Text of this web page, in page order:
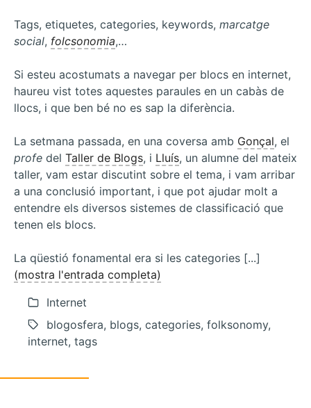
Tags, etiquetes, categories, keywords, marcatge
social, folcsonomia,…
Si esteu acostumats a navegar per blocs en internet,
haureu vist totes aquestes paraules en un cabàs de
llocs, i que ben bé no es sap la diferència.
La setmana passada, en una coversa amb Gonçal, el
profe del Taller de Blogs, i Lluís, un alumne del mateix
taller, vam estar discutint sobre el tema, i vam arribar
a una conclusió important, i que pot ajudar molt a
entendre els diversos sistemes de classificació que
tenen els blocs.
La qüestió fonamental era si les categories [...]
(mostra l'entrada completa)
Internet
blogosfera, blogs, categories, folksonomy,
internet, tags